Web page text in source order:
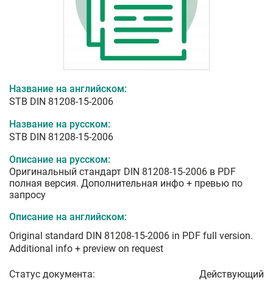
Название на английском:
STB DIN 81208-15-2006
Название на русском:
STB DIN 81208-15-2006
Описание на русском:
Оригинальный стандарт DIN 81208-15-2006 в PDF
полная версия. Дополнительная инфо + превью по
запросу
Описание на английском:
Original standard DIN 81208-15-2006 in PDF full version.
Additional info + preview on request
Статус документа: Действующий